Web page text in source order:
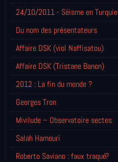
24/10/2011 - Séisme en Turquie
Du nom des présentateurs
Affaire DSK (viol Naffisatou)
Affaire DSK (Tristane Banon)
2012 : La fin du monde ?
Georges Tron
Mivilude – Observatoire sectes
Salah Hamouri
Roberto Saviano : faux traqué?